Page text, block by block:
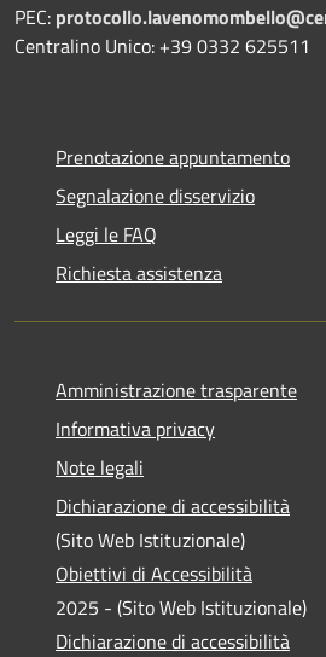
PEC:
Centralino Unico: +39 0332 625511
Prenotazione appuntamento
Segnalazione disservizio
Leggi le FAQ
Richiesta assistenza
Amministrazione trasparente
Informativa privacy
Note legali
Dichiarazione di accessibilità
(Sito Web Istituzionale)
Obiettivi di Accessibilità
2025 - (Sito Web Istituzionale)
Dichiarazione di accessibilità